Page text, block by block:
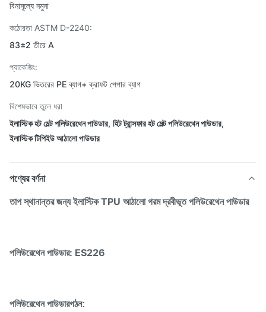
বিনামূল্যে নমুনা
কঠোরতা ASTM D-2240:
83±2 তীরে A
প্যাকেজিং:
20KG ভিতরের PE ব্যাগ+ ক্রাফট পেপার ব্যাগ
বিশেষভাবে তুলে ধরা
ইলাস্টিক হট মেল্ট পলিউরেথেন পাউডার, হিট ট্রান্সফার হট মেল্ট পলিউরেথেন পাউডার,
ইলাস্টিক টিপিইউ আঠালো পাউডার
পণ্যের বর্ণনা
তাপ স্থানান্তর জন্য ইলাস্টিক TPU আঠালো গরম দ্রবীভূত পলিউরেথেন পাউডার
পলিউরেথেন পাউডার: ES226
পলিউরেথেন পাউডারগঠন: